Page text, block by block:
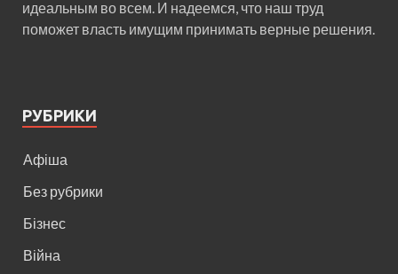
идеальным во всем. И надеемся, что наш труд
поможет власть имущим принимать верные решения.
РУБРИКИ
Афіша
Без рубрики
Бізнес
Війна